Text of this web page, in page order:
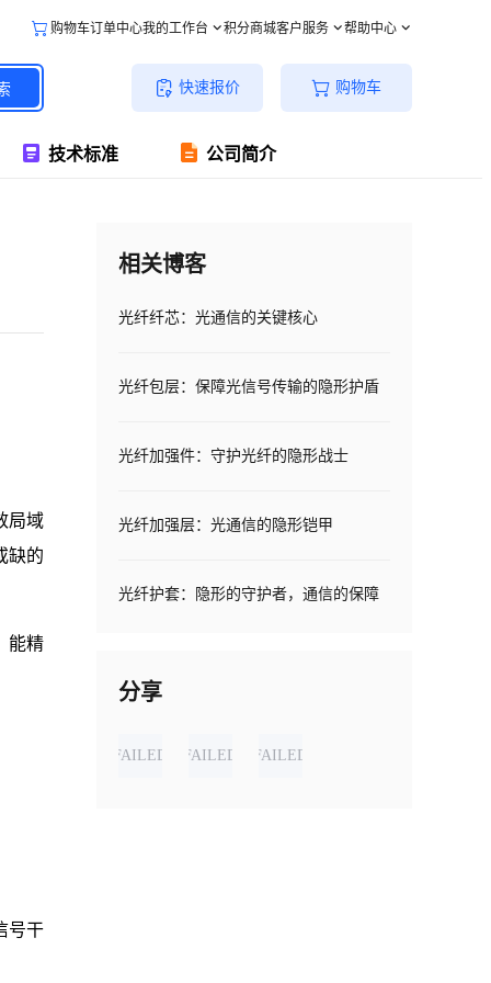
购物车订单中心我的工作台 积分商城客户服务 帮助中心
快速报价 购物车
技术标准 公司简介
局域
缺的
能精
号干
相关博客
光纤纤芯：光通信的关键核心
光纤包层：保障光信号传输的隐形护盾
光纤加强件：守护光纤的隐形战士
光纤加强层：光通信的隐形铠甲
光纤护套：隐形的守护者，通信的保障
分享
FAILED FAILED FAILED